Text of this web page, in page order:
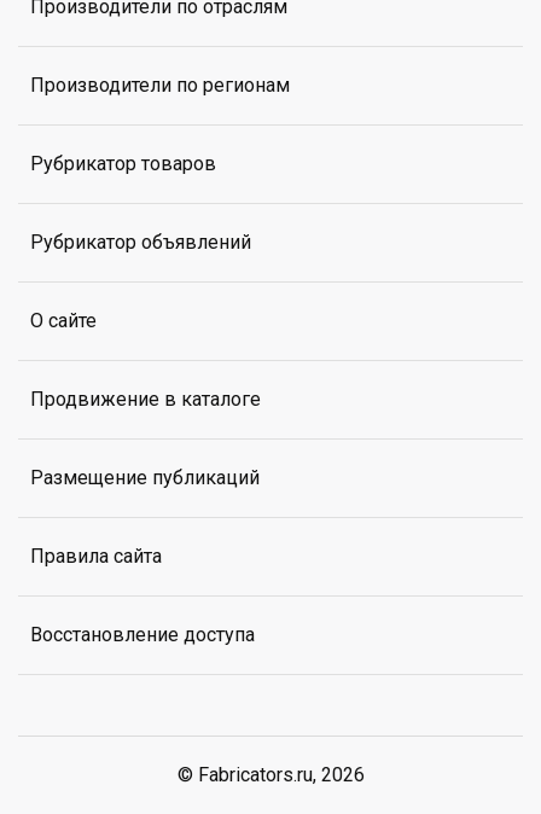
Производители по отраслям
Производители по регионам
Рубрикатор товаров
Рубрикатор объявлений
О сайте
Продвижение в каталоге
Размещение публикаций
Правила сайта
Восстановление доступа
© Fabricators.ru, 2026